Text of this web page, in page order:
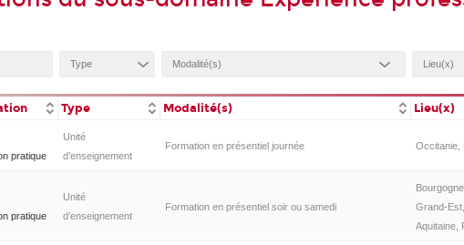
Type Modalité(s) Lieu(x)
pratique
Unité
d’enseignement
Formation en présentiel journée Occitanie,
pratique
Unité
d’enseignement
Formation en présentiel soir ou samedi
Grand-
Aquitaine,